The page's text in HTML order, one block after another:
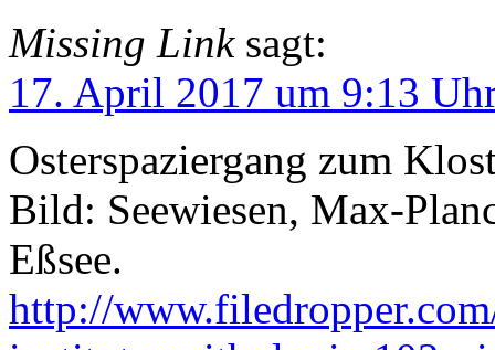
Missing Link sagt:
17. April 2017 um 9:13
Osterspaziergang zum
Bild: Seewiesen, Max-
Eßsee.
http://